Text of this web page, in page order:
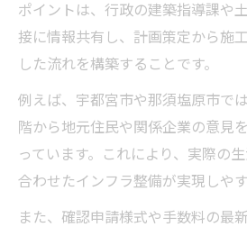
ポイントは、行政の建築指導課や
接に情報共有し、計画策定から施
した流れを構築することです。
例えば、宇都宮市や那須塩原市で
階から地元住民や関係企業の意見
っています。これにより、実際の
合わせたインフラ整備が実現しやす
また、確認申請様式や手数料の最